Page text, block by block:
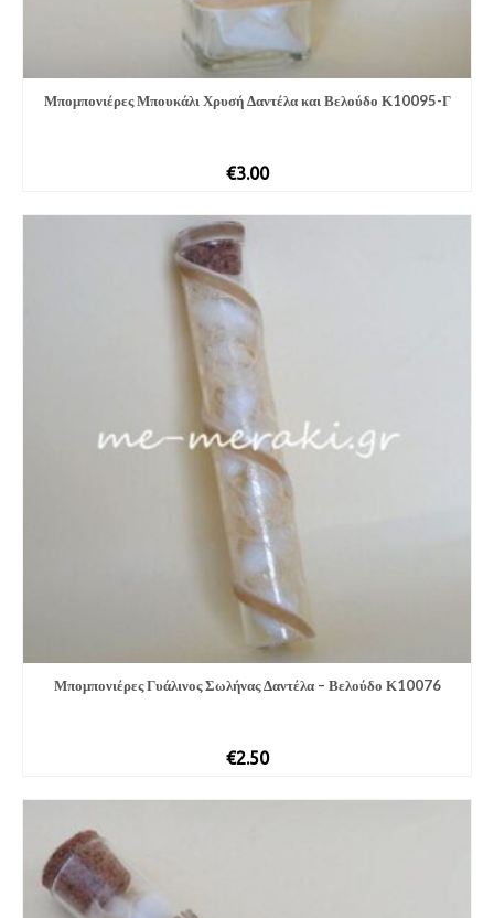
Μπομπονιέρες Μπουκάλι Χρυσή Δαντέλα και Βελούδο Κ10095-Γ
€3.00
Μπομπονιέρες Γυάλινος Σωλήνας Δαντέλα – Βελούδο Κ10076
€2.50